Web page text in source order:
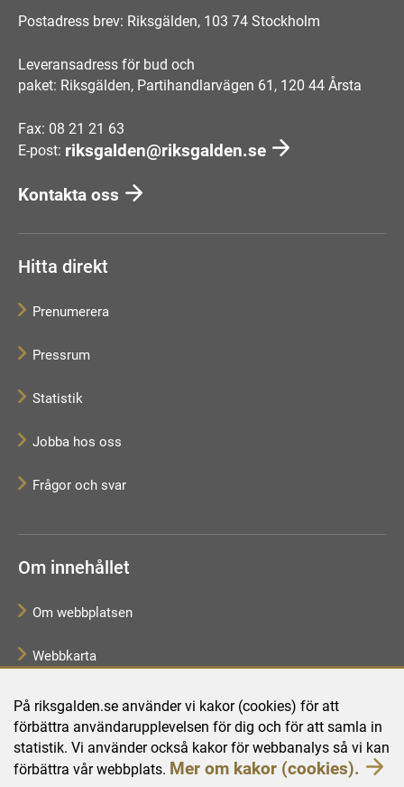
På riksgalden.se använder vi kakor (cookies) för att
förbättra användarupplevelsen för dig och för att samla in
statistik. Vi använder också kakor för webbanalys så vi kan
förbättra vår webbplats. Mer om kakor (cookies).
Postadress brev: Riksgälden, 103 74 Stockholm
Leveransadress för bud och
paket: Riksgälden, Partihandlarvägen 61, 120 44 Årsta
Fax: 08 21 21 63
E-post: riksgalden@riksgalden.se
Kontakta oss
Hitta direkt
Prenumerera
Pressrum
Statistik
Jobba hos oss
Frågor och svar
Om innehållet
Om webbplatsen
Webbkarta
Tillgänglighetsredogörelse
Behandling av personuppgifter